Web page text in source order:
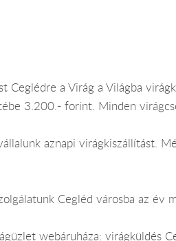
Ceglédre a Virág a Világba
3.200.- forint. Minden
aznapi virágkiszállítást.
Cegléd városba az év
webáruháza: virágküldés